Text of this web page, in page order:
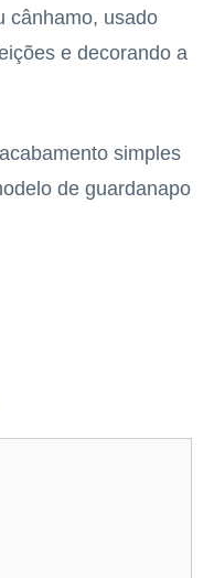
cânhamo, usado
e decorando a
simples
de guardanapo